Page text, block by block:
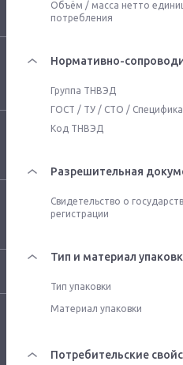
Объём / масса нетто
потребления
Нормативно-
Группа ТНВЭД
ГОСТ / ТУ / СТО /
Код ТНВЭД
Разрешительная
Свидетельство о
регистрации
Тип и материал
Тип упаковки
Материал упаковки
Потребительские